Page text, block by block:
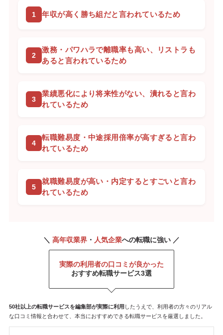
年収が高く勝ち組だと言われているため
激務・パワハラで離職率も高い、リストラも
あると言われているため
業績悪化により将来性がない、潰れると言わ
れているため
転職難易度・中途採用倍率が高すぎると言わ
れているため
就職難易度が高い・内定するとすごいと言わ
れているため
＼ 高年収業界 ・ 人気企業への転職に強い ／
実際の利用者の口コミが良かった
おすすめ転職サービス3選
50社以上の転職サービスを編集部が実際に利用 したうえで、利用者の方々のリアル
な口コミ情報と合わせて、本当におすすめできる転職サービスを厳選しました。